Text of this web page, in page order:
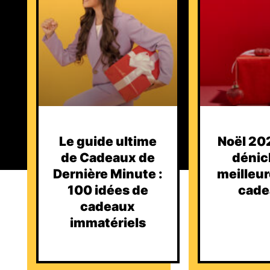
Le guide ultime
de Cadeaux de
Dernière Minute :
100 idées de
cadeaux
immatériels
Noël